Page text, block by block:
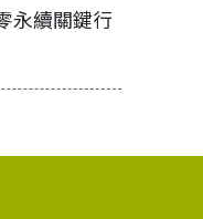
永續關鍵行